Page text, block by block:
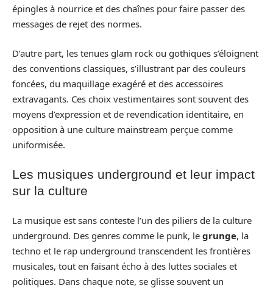
épingles à nourrice et des chaînes pour faire passer des
messages de rejet des normes.
D’autre part, les tenues glam rock ou gothiques s’éloignent
des conventions classiques, s’illustrant par des couleurs
foncées, du maquillage exagéré et des accessoires
extravagants. Ces choix vestimentaires sont souvent des
moyens d’expression et de revendication identitaire, en
opposition à une culture mainstream perçue comme
uniformisée.
Les musiques underground et leur impact
sur la culture
La musique est sans conteste l’un des piliers de la culture
underground. Des genres comme le punk, le grunge, la
techno et le rap underground transcendent les frontières
musicales, tout en faisant écho à des luttes sociales et
politiques. Dans chaque note, se glisse souvent un